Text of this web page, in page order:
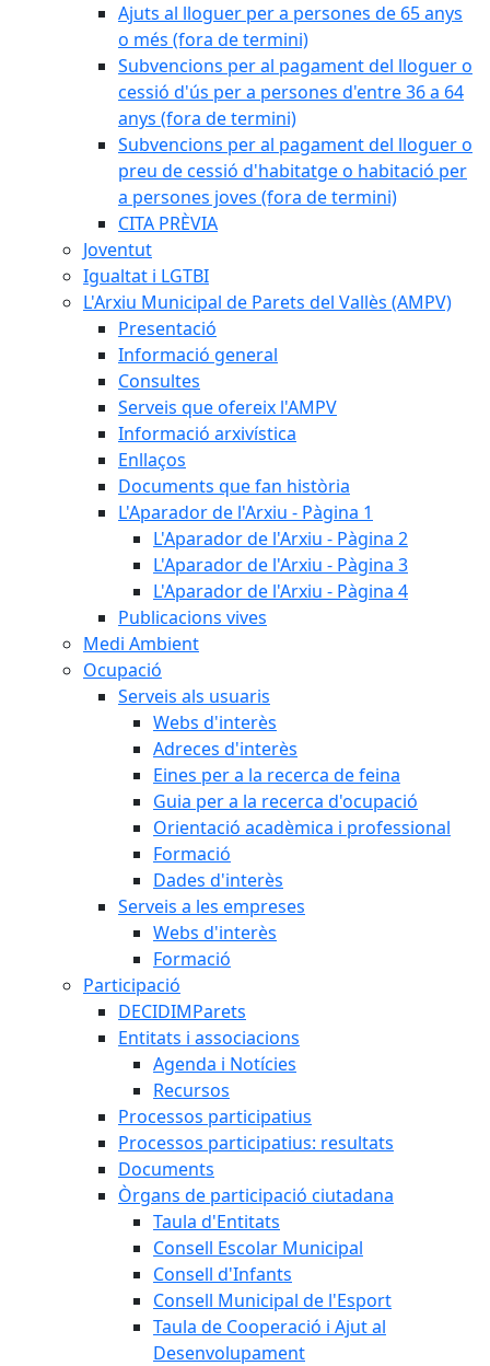
Ajuts al lloguer per a persones de 65 anys
o més (fora de termini)
Subvencions per al pagament del lloguer o
cessió d'ús per a persones d'entre 36 a 64
anys (fora de termini)
Subvencions per al pagament del lloguer o
preu de cessió d'habitatge o habitació per
a persones joves (fora de termini)
CITA PRÈVIA
Joventut
Igualtat i LGTBI
L'Arxiu Municipal de Parets del Vallès (AMPV)
Presentació
Informació general
Consultes
Serveis que ofereix l'AMPV
Informació arxivística
Enllaços
Documents que fan història
L'Aparador de l'Arxiu - Pàgina 1
L'Aparador de l'Arxiu - Pàgina 2
L'Aparador de l'Arxiu - Pàgina 3
L'Aparador de l'Arxiu - Pàgina 4
Publicacions vives
Medi Ambient
Ocupació
Serveis als usuaris
Webs d'interès
Adreces d'interès
Eines per a la recerca de feina
Guia per a la recerca d'ocupació
Orientació acadèmica i professional
Formació
Dades d'interès
Serveis a les empreses
Webs d'interès
Formació
Participació
DECIDIMParets
Entitats i associacions
Agenda i Notícies
Recursos
Processos participatius
Processos participatius: resultats
Documents
Òrgans de participació ciutadana
Taula d'Entitats
Consell Escolar Municipal
Consell d'Infants
Consell Municipal de l'Esport
Taula de Cooperació i Ajut al
Desenvolupament